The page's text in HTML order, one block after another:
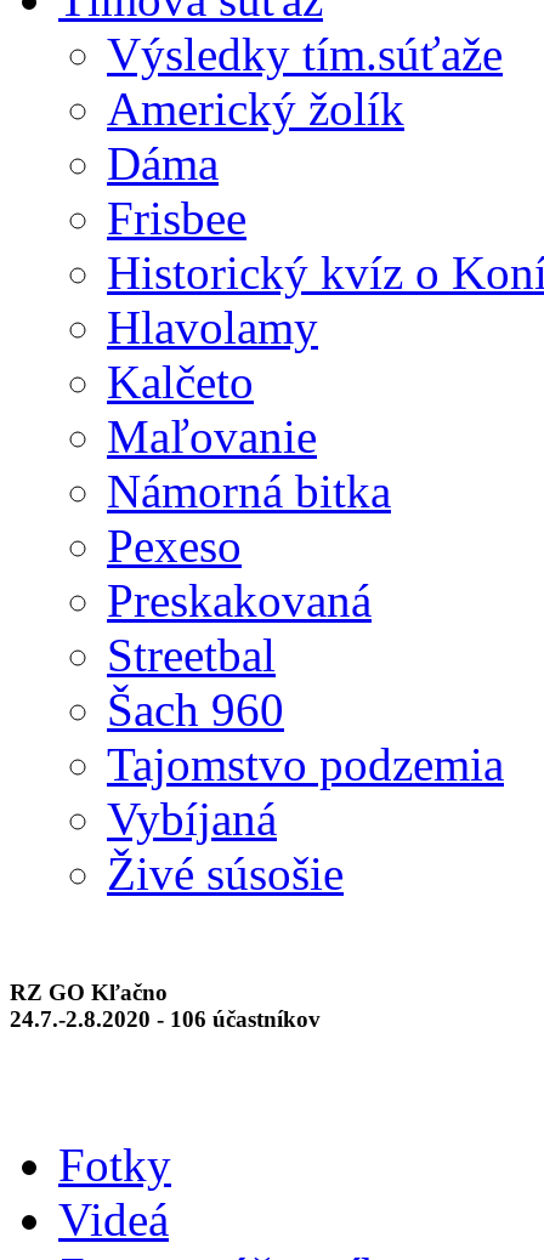
Výsledky tím.súťaže
Americký žolík
Dáma
Frisbee
Historický kvíz o
Hlavolamy
Kalčeto
Maľovanie
Námorná bitka
Pexeso
Preskakovaná
Streetbal
Šach 960
Tajomstvo podzemia
Vybíjaná
Živé súsošie
RZ GO Kľačno
24.7.-2.8.2020 - 106 účastníkov
Fotky
Videá